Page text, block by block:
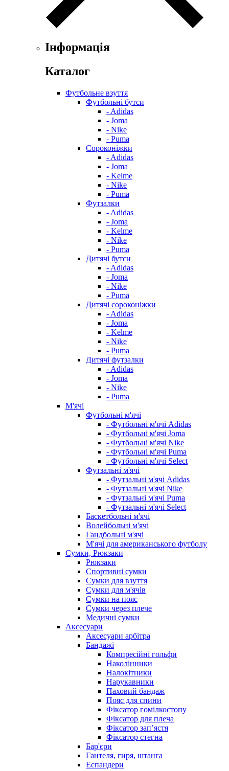
Інформація
Каталог
Футбольне взуття
Футбольні бутси
- Adidas
- Joma
- Nike
- Puma
Сороконіжки
- Adidas
- Joma
- Kelme
- Nike
- Puma
Футзалки
- Adidas
- Joma
- Kelme
- Nike
- Puma
Дитячі бутси
- Adidas
- Joma
- Nike
- Puma
Дитячі сороконіжки
- Adidas
- Joma
- Kelme
- Nike
- Puma
Дитячі футзалки
- Adidas
- Joma
- Nike
- Puma
М'ячі
Футбольні м'ячі
- Футбольні м'ячі Adidas
- Футбольні м'ячі Joma
- Футбольні м'ячі Nike
- Футбольні м'ячі Puma
- Футбольні м'ячі Select
Футзальні м'ячі
- Футзальні м'ячі Adidas
- Футзальні м'ячі Nike
- Футзальні м'ячі Puma
- Футзальні м'ячі Select
Баскетбольні м'ячі
Волейбольні м'ячі
Гандбольні м'ячі
М'ячі для американського футболу
Сумки, Рюкзаки
Рюкзаки
Спортивні сумки
Сумки для взуття
Сумки для м'ячів
Сумки на пояс
Сумки через плече
Медичні сумки
Аксесуари
Аксесуари арбітра
Бандажі
Компресійні гольфи
Наколінники
Налокітники
Нарукавники
Паховий бандаж
Пояс для спини
Фіксатор гомілкостопу
Фіксатор для плеча
Фіксатор запʼястя
Фіксатор стегна
Бар'єри
Гантеля, гиря, штанга
Еспандери